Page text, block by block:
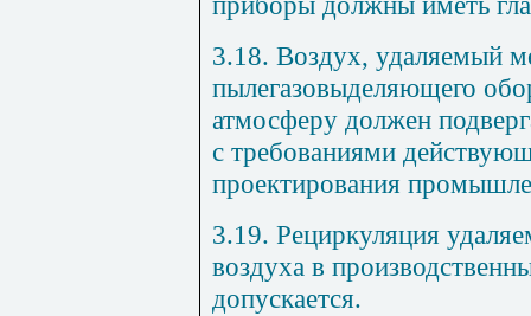
3.18. Воздух, удаляемый
пылегазовыделяющего
атмосферу должен
с требованиями
проектирования
3.19. Рециркуляция
воздуха в
допускается.